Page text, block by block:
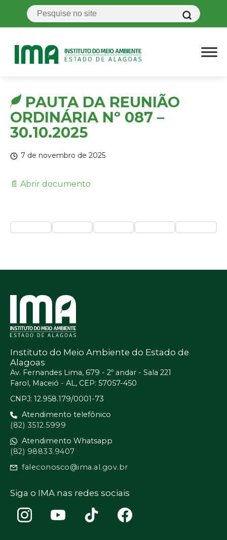
PAUTA DA REUNIÃO
ORDINÁRIA Nº 087 –
30.10.2025
7 de novembro de 2025
📄 Abrir documento
Instituto do Meio Ambiente do Estado de
Alagoas
Av. Fernandes Lima, 679 - 2º andar - Sala 221
Farol, Maceió - AL, CEP: 57057-450
CNPJ: 12.958.179/0001-73
Atendimento telefônico
(82) 3512.5999
Atendimento Whatsapp
(82) 98833.9407
faleconosco@ima.al.gov.br
Siga o IMA nas redes sociais